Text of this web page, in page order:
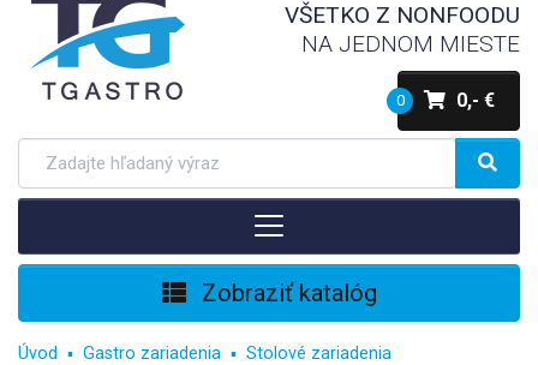
VŠETKO Z NONFOODU
NA JEDNOM MIESTE
0 0,- €
Zobraziť katalóg
Úvod Gastro zariadenia
Stolové zariadenia